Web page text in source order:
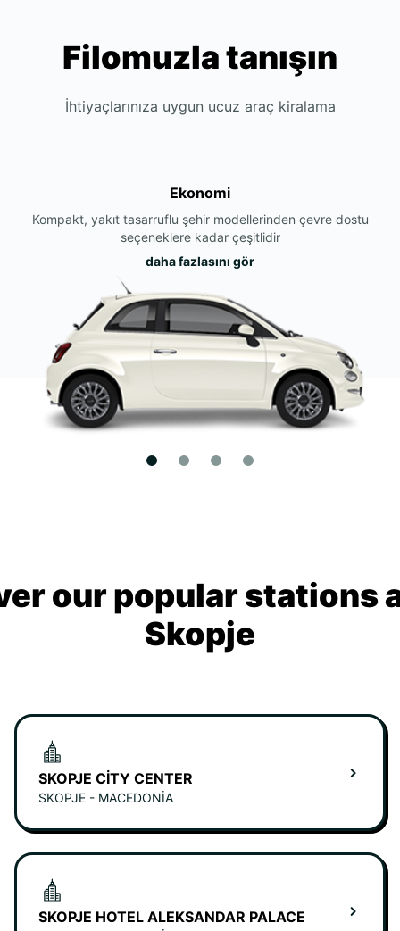
Filomuzla tanışın
İhtiyaçlarınıza uygun ucuz araç kiralama
Ekonomi
Kompakt, yakıt tasarruflu şehir modellerinden çevre dostu
seçeneklere kadar çeşitlidir
daha fazlasını gör
our popular stations
Skopje
SKOPJE CITY CENTER
SKOPJE - MACEDONIA
SKOPJE HOTEL ALEKSANDAR PALACE